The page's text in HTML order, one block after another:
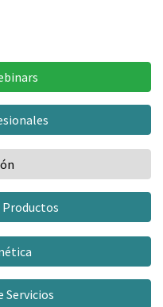
Servicios